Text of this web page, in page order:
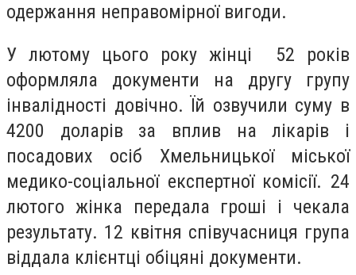
одержання неправомірної вигоди.
У лютому цього року жінці 52 років
оформляла документи на другу групу
інвалідності довічно. Їй озвучили суму в
4200 доларів за вплив на лікарів і
посадових осіб Хмельницької міської
медико-соціальної експертної комісії. 24
лютого жінка передала гроші і чекала
результату. 12 квітня співучасниця група
віддала клієнтці обіцяні документи.